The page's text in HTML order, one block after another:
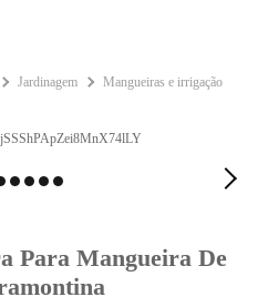
Jardinagem Mangueiras e irrigação
Para Mangueira De